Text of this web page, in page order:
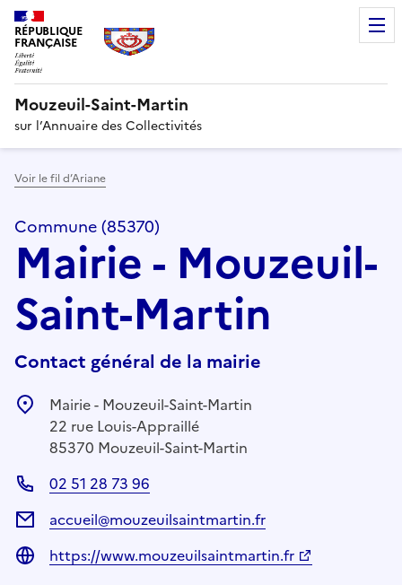
RÉPUBLIQUE
FRANÇAISE
Mouzeuil-Saint-Martin
sur l’Annuaire des Collectivités
Voir le fil d’Ariane
Commune (85370)
Mairie - Mouzeuil-
Saint-Martin
Contact général de la mairie
Mairie - Mouzeuil-Saint-Martin
22 rue Louis-Appraillé
85370 Mouzeuil-Saint-Martin
02 51 28 73 96
accueil@mouzeuilsaintmartin.fr
https://www.mouzeuilsaintmartin.fr